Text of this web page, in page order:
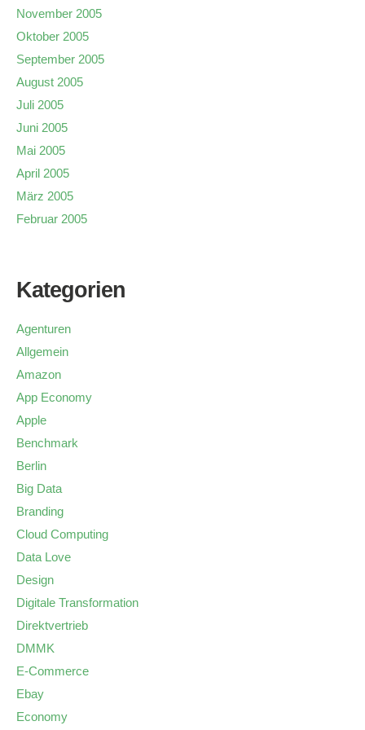
November 2005
Oktober 2005
September 2005
August 2005
Juli 2005
Juni 2005
Mai 2005
April 2005
März 2005
Februar 2005
Kategorien
Agenturen
Allgemein
Amazon
App Economy
Apple
Benchmark
Berlin
Big Data
Branding
Cloud Computing
Data Love
Design
Digitale Transformation
Direktvertrieb
DMMK
E-Commerce
Ebay
Economy